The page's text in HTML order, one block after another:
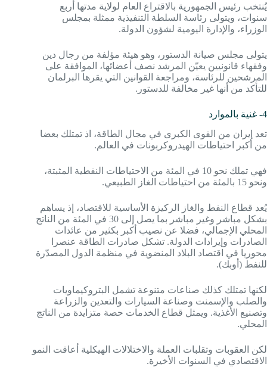
يُنتخب رئيس الجمهورية بالاقتراع العام لولاية مدتها أربع
سنوات، ويتولى رئاسة السلطة التنفيذية ممثلة بمجلس
الوزراء، والإدارة اليومية لشؤون الدولة.
يتولى مجلس صيانة الدستور، وهو هيئة مؤلفة من رجال دين
وفقهاء قانونيين يعيّن المرشد نصف أعضائها، الموافقة على
المرشحين للرئاسة، ومراجعة القوانين التي يقرها البرلمان
للتأكد من أنها غير مخالفة للدستور.
4- غنية بالموارد
تعد إيران من القوى الكبرى في مجال الطاقة، اذ تمتلك بعضا
من أكبر احتياطات الهيدروكربونات في العالم.
فهي تملك نحو 10 في المئة من الاحتياطات النفطية المثبتة،
ونحو 15 بالمئة من احتياطات الغاز الطبيعي.
يُعد قطاع النفط والغاز الركيزة الأساسية للاقتصاد، إذ يساهم
بشكل مباشر وغير مباشر بما يصل إلى 30 في المئة من الناتج
المحلي الإجمالي، فضلا عن نصيب أكبر بكثير من عائدات
الصادرات وإيرادات الدولة. تشكل صادرات الطاقة عنصرا
محوريا في اقتصاد البلاد المنضوية في منظمة الدول المصدّرة
للنفط (أوبك).
لكنها تمتلك كذلك صناعات متنوعة تشمل البتروكيماويات
والصلب والإسمنت وصناعة السيارات والتعدين والزراعة
وتصنيع الأغذية. ويمثل قطاع الخدمات حصة متزايدة من الناتج
المحلي.
لكن العقوبات وتقلبات العملة والاختلالات الهيكلية أعاقت النمو
الاقتصادي في السنوات الأخيرة.